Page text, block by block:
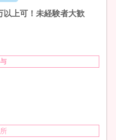
以上可！未経験者大歓